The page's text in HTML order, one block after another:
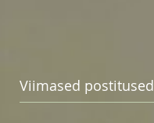
Viimased postitused